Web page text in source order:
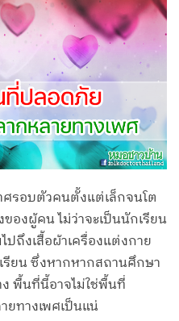
รอบตัวคนตั้งแต่เล็กจนโต
องผู้คน ไม่ว่าจะเป็นนักเรียน
ถึงเสื้อผ้าเครื่องแต่งกาย
รียน ซึ่งหากหากสถานศึกษา
พื้นที่นี้อาจไม่ใช่พื้นที่
ทางเพศเป็นแน่